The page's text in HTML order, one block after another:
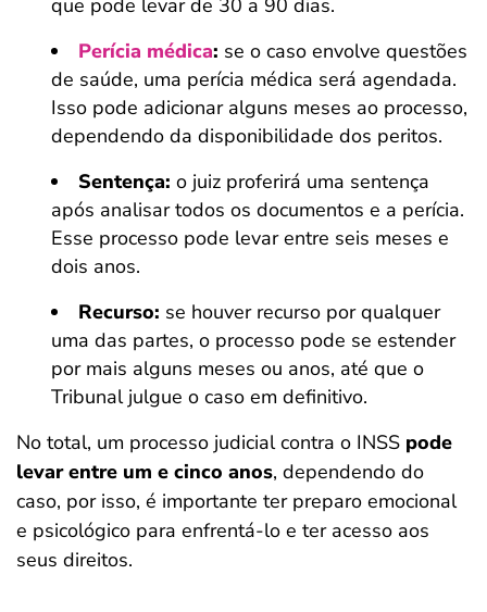
que pode levar de 30 a 90 dias.
Perícia médica: se o caso envolve questões
de saúde, uma perícia médica será agendada.
Isso pode adicionar alguns meses ao processo,
dependendo da disponibilidade dos peritos.
Sentença: o juiz proferirá uma sentença
após analisar todos os documentos e a perícia.
Esse processo pode levar entre seis meses e
dois anos.
Recurso: se houver recurso por qualquer
uma das partes, o processo pode se estender
por mais alguns meses ou anos, até que o
Tribunal julgue o caso em definitivo.
No total, um processo judicial contra o INSS pode
levar entre um e cinco anos, dependendo do
caso, por isso, é importante ter preparo emocional
e psicológico para enfrentá-lo e ter acesso aos
seus direitos.